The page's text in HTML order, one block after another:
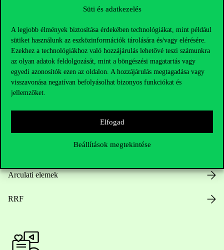
Süti és adatkezelés
A legjobb élmények biztosítása érdekében technológiákat, mint például
sütiket használunk az eszközinformációk tárolására és/vagy elérésére.
Ezekhez a technológiákhoz való hozzájárulás lehetővé teszi számunkra
az olyan adatok feldolgozását, mint a böngészési magatartás vagy
egyedi azonosítók ezen az oldalon. A hozzájárulás megtagadása vagy
visszavonása negatívan befolyásolhat bizonyos funkciókat és
jellemzőket.
Elfogad
Beállítások megtekintése
Hasznos linkek
Nyitvatartás
Arculati elemek
RRF